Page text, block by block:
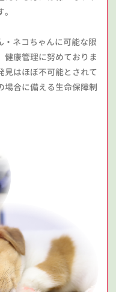
ネコちゃんに可能な限
健康管理に努めておりま
見はほぼ不可能とされて
場合に備える生命保障制